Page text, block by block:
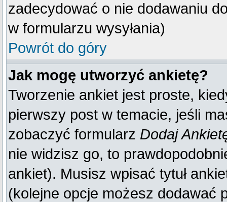
zadecydować o nie dodawaniu
w formularzu wysyłania)
Powrót do góry
Jak mogę utworzyć ankietę?
Tworzenie ankiet jest proste,
pierwszy post w temacie, jeśli
zobaczyć formularz Dodaj
nie widzisz go, to
ankiet). Musisz wpisać tytuł
(kolejne opcje możesz dodawać